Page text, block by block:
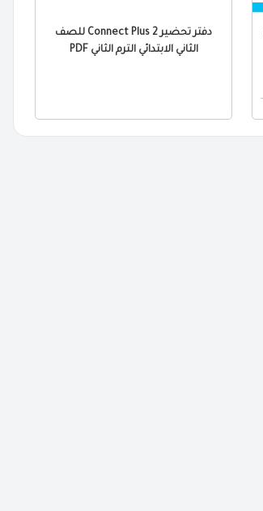
دفتر تحضير Connect Plus 2 للصف
الثاني الابتدائي الترم الثاني PDF